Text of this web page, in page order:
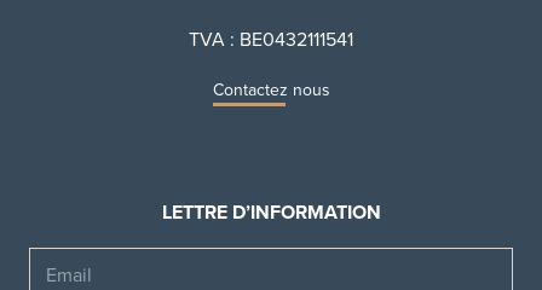
TVA : BE0432111541
Contactez nous
LETTRE D’INFORMATION